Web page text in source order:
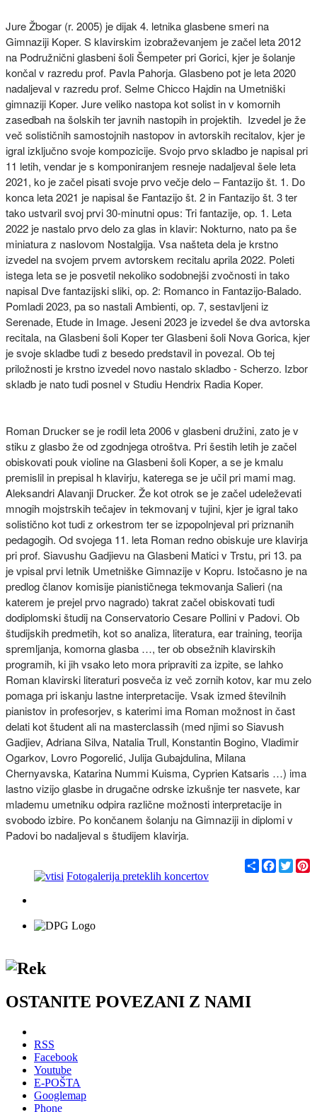
Jure Žbogar (r. 2005) je dijak 4. letnika glasbene smeri na
Gimnaziji Koper. S klavirskim izobraževanjem je začel leta 2012
na Podružnični glasbeni šoli Šempeter pri Gorici, kjer je šolanje
končal v razredu prof. Pavla Pahorja. Glasbeno pot je leta 2020
nadaljeval v razredu prof. Selme Chicco Hajdin na Umetniški
gimnaziji Koper. Jure veliko nastopa kot solist in v komornih
zasedbah na šolskih ter javnih nastopih in projektih. Izvedel je že
več solističnih samostojnih nastopov in avtorskih recitalov, kjer je
igral izključno svoje kompozicije. Svojo prvo skladbo je napisal pri
11 letih, vendar je s komponiranjem resneje nadaljeval šele leta
2021, ko je začel pisati svoje prvo večje delo – Fantazijo št. 1. Do
konca leta 2021 je napisal še Fantazijo št. 2 in Fantazijo št. 3 ter
tako ustvaril svoj prvi 30-minutni opus: Tri fantazije, op. 1. Leta
2022 je nastalo prvo delo za glas in klavir: Nokturno, nato pa še
miniatura z naslovom Nostalgija. Vsa našteta dela je krstno
izvedel na svojem prvem avtorskem recitalu aprila 2022. Poleti
istega leta se je posvetil nekoliko sodobnejši zvočnosti in tako
napisal Dve fantazijski sliki, op. 2: Romanco in Fantazijo-Balado.
Pomladi 2023, pa so nastali Ambienti, op. 7, sestavljeni iz
Serenade, Etude in Image. Jeseni 2023 je izvedel še dva avtorska
recitala, na Glasbeni šoli Koper ter Glasbeni šoli Nova Gorica, kjer
je svoje skladbe tudi z besedo predstavil in povezal. Ob tej
priložnosti je krstno izvedel novo nastalo skladbo - Scherzo. Izbor
skladb je nato tudi posnel v Studiu Hendrix Radia Koper.
Roman Drucker se je rodil leta 2006 v glasbeni družini, zato je v
stiku z glasbo že od zgodnjega otroštva. Pri šestih letih je začel
obiskovati pouk violine na Glasbeni šoli Koper, a se je kmalu
premislil in prepisal h klavirju, katerega se je učil pri mami mag.
Aleksandri Alavanji Drucker. Že kot otrok se je začel udeleževati
mnogih mojstrskih tečajev in tekmovanj v tujini, kjer je igral tako
solistično kot tudi z orkestrom ter se izpopolnjeval pri priznanih
pedagogih. Od svojega 11. leta Roman redno obiskuje ure klavirja
pri prof. Siavushu Gadjievu na Glasbeni Matici v Trstu, pri 13. pa
je vpisal prvi letnik Umetniške Gimnazije v Kopru. Istočasno je na
predlog članov komisije pianističnega tekmovanja Salieri (na
katerem je prejel prvo nagrado) takrat začel obiskovati tudi
dodiplomski študij na Conservatorio Cesare Pollini v Padovi. Ob
študijskih predmetih, kot so analiza, literatura, ear training, teorija
spremljanja, komorna glasba …, ter ob obsežnih klavirskih
programih, ki jih vsako leto mora pripraviti za izpite, se lahko
Roman klavirski literaturi posveča iz več zornih kotov, kar mu zelo
pomaga pri iskanju lastne interpretacije. Vsak izmed številnih
pianistov in profesorjev, s katerimi ima Roman možnost in čast
delati kot študent ali na masterclassih (med njimi so Siavush
Gadjiev, Adriana Silva, Natalia Trull, Konstantin Bogino, Vladimir
Ogarkov, Lovro Pogorelić, Julija Gubajdulina, Milana
Chernyavska, Katarina Nummi Kuisma, Cyprien Katsaris …) ima
lastno vizijo glasbe in drugačne odrske izkušnje ter nasvete, kar
mlademu umetniku odpira različne možnosti interpretacije in
svobodo izbire. Po končanem šolanju na Gimnaziji in diplomi v
Padovi bo nadaljeval s študijem klavirja.
С
п
F
a
T
w
Fotogalerija preteklih koncertov
OSTANITE POVEZANI Z NAMI
RSS
Facebook
Youtube
E-POŠTA
Googlemap
Phone